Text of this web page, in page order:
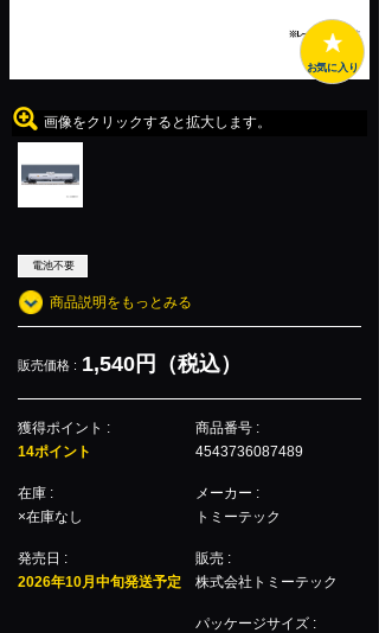
お気に入り
画像をクリックすると拡大します。
電池不要
商品説明をもっとみる
販売価格 : 1,540円（税込）
獲得ポイント :
14ポイント
在庫 :
×在庫なし
発売日 :
2026年10月中旬発送予定
商品番号 :
4543736087489
メーカー :
トミーテック
販売 :
株式会社トミーテック
パッケージサイズ :